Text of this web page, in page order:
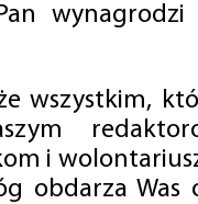
wszystkim,
i
obdarza Was